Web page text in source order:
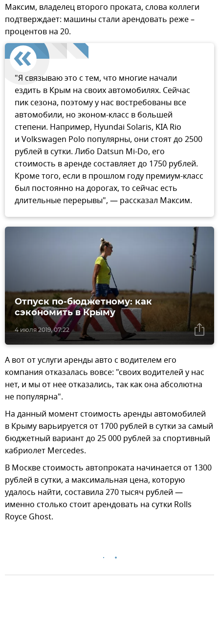
Максим, владелец второго проката, слова коллеги
подтверждает: машины стали арендовать реже –
процентов на 20.
"Я связываю это с тем, что многие начали
ездить в Крым на своих автомобилях. Сейчас
пик сезона, поэтому у нас востребованы все
автомобили, но эконом-класс в большей
степени. Например, Hyundai Solaris, KIA Rio
и Volkswagen Polo популярны, они стоят до 2500
рублей в сутки. Либо Datsun Mi-Do, его
стоимость в аренде составляет до 1750 рублей.
Кроме того, если в прошлом году премиум-класс
был постоянно на дорогах, то сейчас есть
длительные перерывы", — рассказал Максим.
4 июля 2019, 07:22
Отпуск по-бюджетному: как
сэкономить в Крыму
А вот от услуги аренды авто с водителем его
компания отказалась вовсе: "своих водителей у нас
нет, и мы от нее отказались, так как она абсолютна
не популярна".
На данный момент стоимость аренды автомобилей
в Крыму варьируется от 1700 рублей в сутки за самый
бюджетный вариант до 25 000 рублей за спортивный
кабриолет Mercedes.
В Москве стоимость автопроката начинается от 1300
рублей в сутки, а максимальная цена, которую
удалось найти, составила 270 тысяч рублей —
именно столько стоит арендовать на сутки Rolls
Royce Ghost.